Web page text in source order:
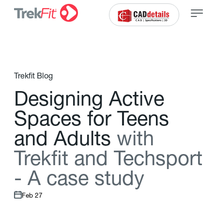
Trekfit Blog
Designing Active
Spaces for Teens
and Adults with
Trekft and Techsport
- A case study
Feb 27